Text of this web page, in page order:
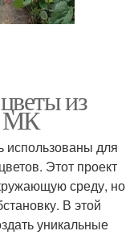
из
МК
использованы для
Этот проект
среду, но
В этой
уникальные